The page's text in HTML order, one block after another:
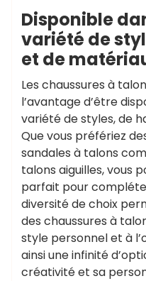
Disponible
variété de
et de
Les chaussures à
l’avantage d’être
variété de styles, de
Que vous préfériez
sandales à talons
talons aiguilles, vous
parfait pour
diversité de choix
des chaussures à
style personnel et à
ainsi une infinité
créativité et sa